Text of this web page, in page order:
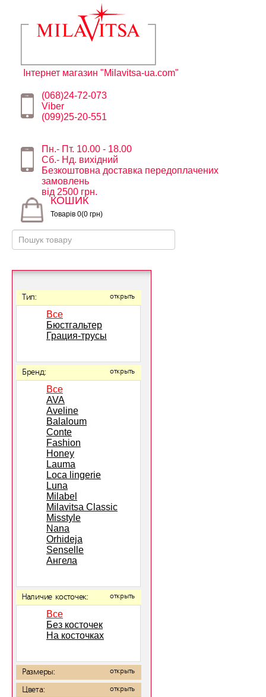
Інтернет магазин "Milavitsa-ua.com"
(068)24-72-073
Viber
(099)25-20-551
Пн.- Пт. 10.00 - 18.00
Сб.- Нд. вихідний
Безкоштовна доставка передоплачених
замовлень
від 2500 грн.
КОШИК
Товарів 0(0 грн)
Тип: открыть
Все
Бюстгальтер
Грация-трусы
Бренд: открыть
Все
AVA
Aveline
Balaloum
Conte
Fashion
Honey
Lauma
Loca lingerie
Luna
Milabel
Milavitsa Classic
Misstyle
Nana
Orhideja
Senselle
Ангела
Наличие косточек: открыть
Все
Без косточек
На косточках
Размеры: открыть
Цвета: открыть